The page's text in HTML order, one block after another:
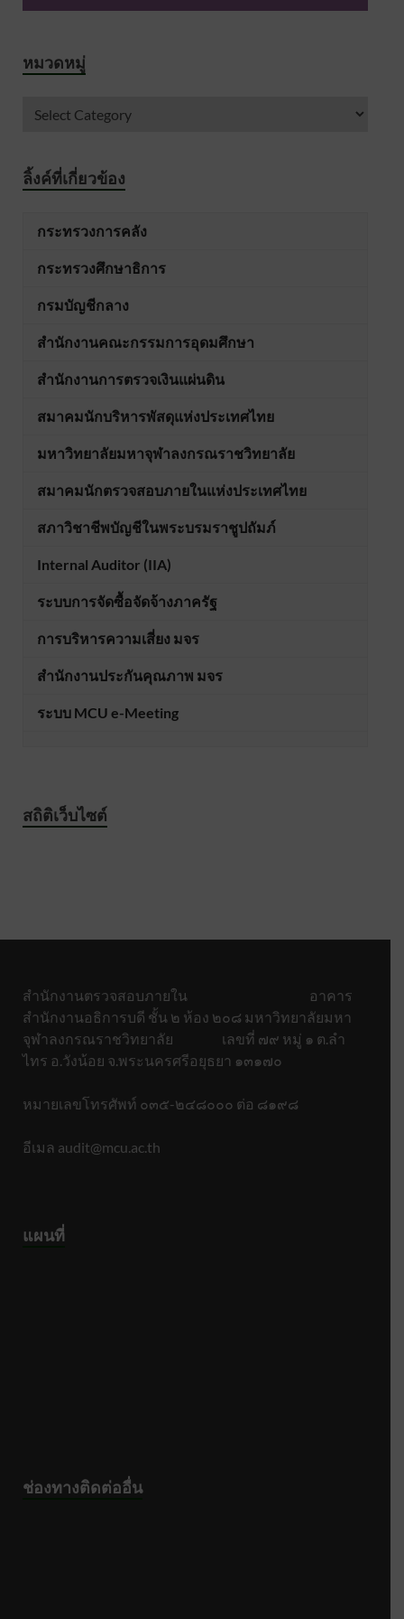
หมวดหมู่
ลิ้งค์ที่เกี่ยวข้อง
กระทรวงการคลัง
กระทรวงศึกษาธิการ
กรมบัญชีกลาง
สำนักงานคณะกรรมการอุดมศึกษา
สำนักงานการตรวจเงินแผ่นดิน
สมาคมนักบริหารพัสดุแห่งประเทศไทย
มหาวิทยาลัยมหาจุฬาลงกรณราชวิทยาลัย
สมาคมนักตรวจสอบภายในแห่งประเทศไทย
สภาวิชาชีพบัญชีในพระบรมราชูปถัมภ์
Internal Auditor (IIA)
ระบบการจัดซื้อจัดจ้างภาครัฐ
การบริหารความเสี่ยง มจร
สำนักงานประกันคุณภาพ มจร
ระบบ MCU e-Meeting
สถิติเว็บไซต์
สำนักงานตรวจสอบภายใน อาคาร
สำนักงานอธิการบดี ชั้น ๒ ห้อง ๒๐๘ มหาวิทยาลัยมหา
จุฬาลงกรณราชวิทยาลัย เลขที่ ๗๙ หมู่ ๑ ต.ลำ
ไทร อ.วังน้อย จ.พระนครศรีอยุธยา ๑๓๑๗๐
หมายเลขโทรศัพท์ ๐๓๕-๒๔๘๐๐๐ ต่อ ๘๑๙๘
อีเมล audit@mcu.ac.th
แผนที่
ช่องทางติดต่ออื่น